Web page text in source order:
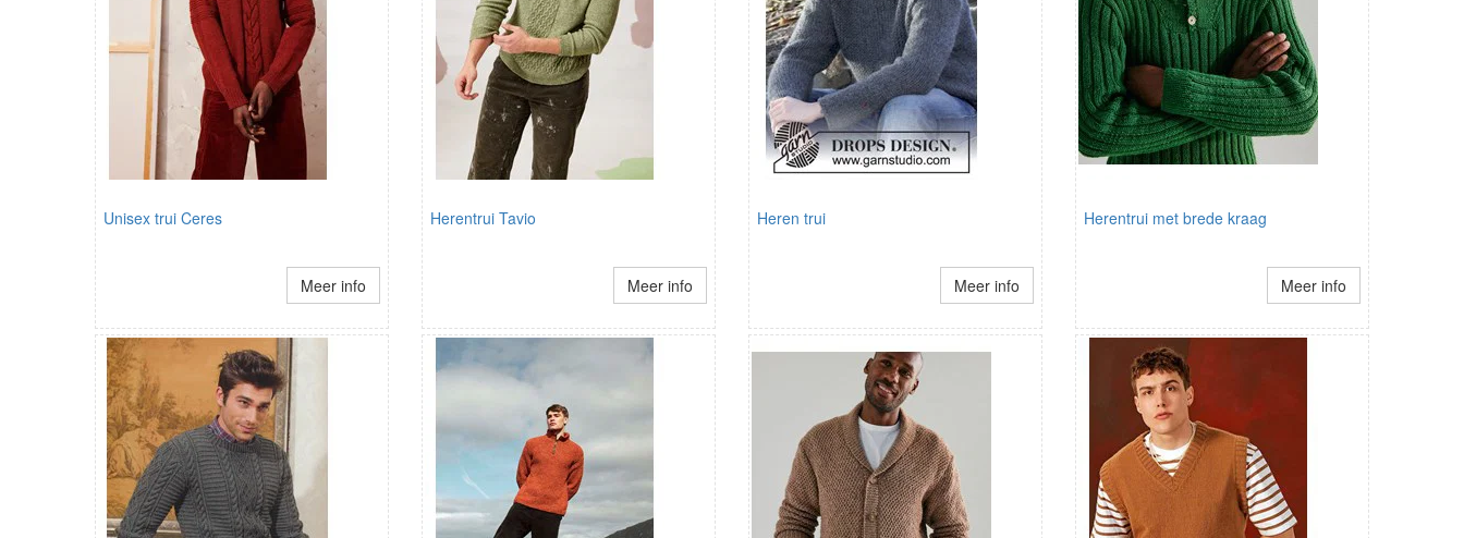
Unisex trui Ceres
Meer info
Herentrui Tavio
Meer info
Heren trui
Meer info
Herentrui met brede kraag
Meer info